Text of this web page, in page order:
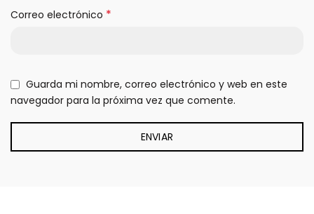
Correo electrónico *
Guarda mi nombre, correo electrónico y web en este
navegador para la próxima vez que comente.